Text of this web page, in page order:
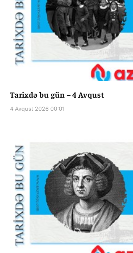
Tarixdə bu gün – 4 Avqust
4 Avqust 2026 00:01